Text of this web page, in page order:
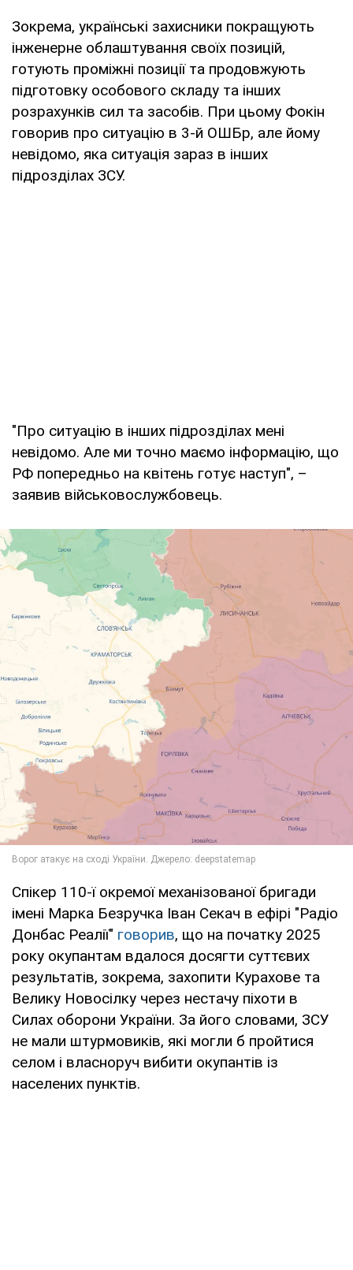
Зокрема, українські захисники покращують
інженерне облаштування своїх позицій,
готують проміжні позиції та продовжують
підготовку особового складу та інших
розрахунків сил та засобів. При цьому Фокін
говорив про ситуацію в 3-й ОШБр, але йому
невідомо, яка ситуація зараз в інших
підрозділах ЗСУ.
"Про ситуацію в інших підрозділах мені
невідомо. Але ми точно маємо інформацію, що
РФ попередньо на квітень готує наступ", –
заявив військовослужбовець.
Спікер 110-ї окремої механізованої бригади
імені Марка Безручка Іван Секач в ефірі "Радіо
Донбас Реалії" говорив, що на початку 2025
року окупантам вдалося досягти суттєвих
результатів, зокрема, захопити Курахове та
Велику Новосілку через нестачу піхоти в
Силах оборони України. За його словами, ЗСУ
не мали штурмовиків, які могли б пройтися
селом і власноруч вибити окупантів із
населених пунктів.